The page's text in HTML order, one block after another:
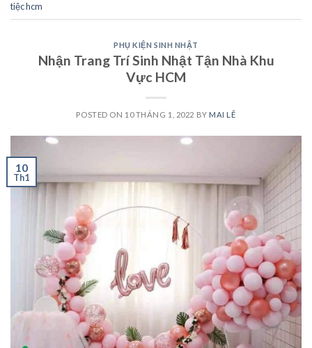
tiệc hcm
PHỤ KIỆN SINH NHẬT
Nhận Trang Trí Sinh Nhật Tận Nhà Khu
Vực HCM
POSTED ON 10 THÁNG 1, 2022 BY MAI LÊ
10
Th1